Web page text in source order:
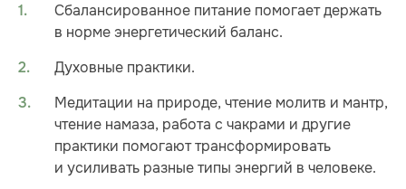
Сбалансированное питание помогает держать
в норме энергетический баланс.
Духовные практики.
Медитации на природе, чтение молитв и мантр,
чтение намаза, работа с чакрами и другие
практики помогают трансформировать
и усиливать разные типы энергий в человеке.